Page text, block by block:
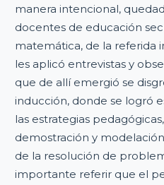
manera intencional,
docentes de educación
matemática, de la referida
les aplicó entrevistas y
que de allí emergió se
inducción, donde se logró
las estrategias
demostración y
de la resolución de
importante referir que el